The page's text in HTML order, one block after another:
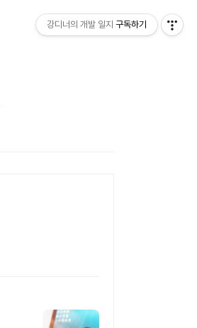
강디너의 개발 일지 구독하기